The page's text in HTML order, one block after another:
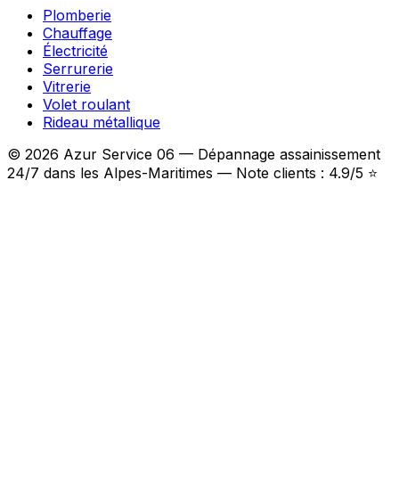
Plomberie
Chauffage
Électricité
Serrurerie
Vitrerie
Volet roulant
Rideau métallique
© 2026 Azur Service 06 — Dépannage assainissement
24/7 dans les Alpes-Maritimes — Note clients : 4.9/5 ⭐